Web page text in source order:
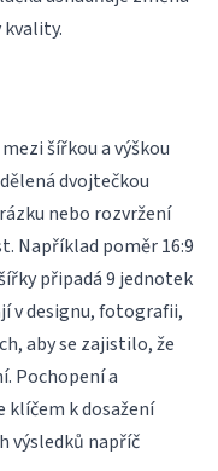
šířkou a výškou
dvojtečkou
nebo rozvržení
Například poměr 16:9
připadá 9 jednotek
v designu, fotografii,
aby se zajistilo, že
Pochopení a
klíčem k dosažení
výsledků napříč